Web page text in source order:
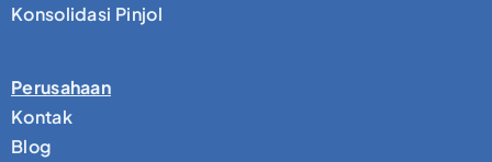
Konsolidasi Pinjol
Perusahaan
Kontak
Blog